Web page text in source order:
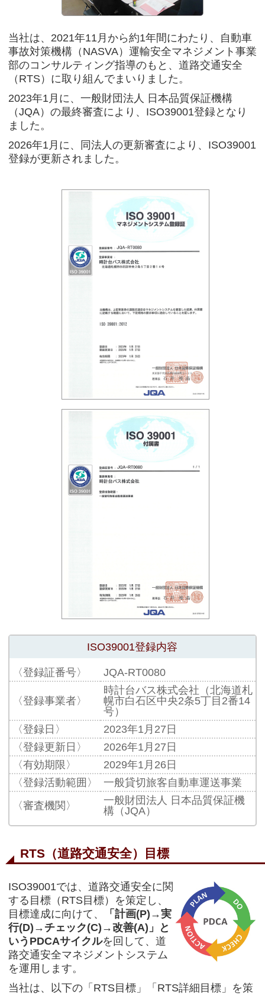
当社は、2021年11月から約1年間にわたり、自動車
事故対策機構（NASVA）運輸安全マネジメント事業
部のコンサルティング指導のもと、道路交通安全
（RTS）に取り組んでまいりました。
2023年1月に、一般財団法人 日本品質保証機構
（JQA）の最終審査により、ISO39001登録となり
ました。
2026年1月に、同法人の更新審査により、ISO39001
登録が更新されました。
ISO39001登録内容
〈登録証番号〉 JQA-RT0080
〈登録事業者〉
時計台バス株式会社（北海道札
幌市白石区中央2条5丁目2番14
号）
〈登録日〉
2023年1月27日
〈登録更新日〉
2026年1月27日
〈有効期限〉
2029年1月26日
〈登録活動範囲〉
一般貸切旅客自動車運送事業
〈審査機関〉
一般財団法人 日本品質保証機
構（JQA）
RTS（道路交通安全）目標
ISO39001では、道路交通安全に関
する目標（RTS目標）を策定し、
目標達成に向けて、
「計画(P)→実
行(D)→チェック(C)→改善(A)」と
いう PDCAサイクルを回して、道
路交通安全マネジメントシステム
を運用します。
当社は、以下の「RTS目標」「RTS詳細目標」を策